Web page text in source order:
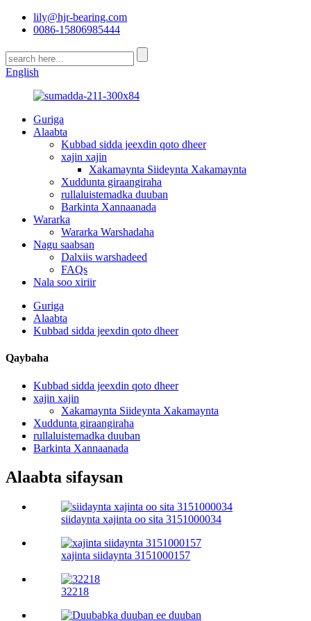
lily@hjr-bearing.com
0086-15806985444
English
Guriga
Alaabta
Kubbad sidda jeexdin qoto dheer
xajin xajin
Xakamaynta Siideynta Xakamaynta
Xuddunta giraangiraha
rullaluistemadka duuban
Barkinta Xannaanada
Wararka
Wararka Warshadaha
Nagu saabsan
Dalxiis warshadeed
FAQs
Nala soo xiriir
Guriga
Alaabta
Kubbad sidda jeexdin qoto dheer
Qaybaha
Kubbad sidda jeexdin qoto dheer
xajin xajin
Xakamaynta Siideynta Xakamaynta
Xuddunta giraangiraha
rullaluistemadka duuban
Barkinta Xannaanada
Alaabta sifaysan
siidaynta xajinta oo sita 3151000034
xajinta siidaynta 3151000157
32218